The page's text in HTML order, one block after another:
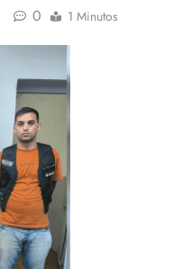
0 1 Minutos